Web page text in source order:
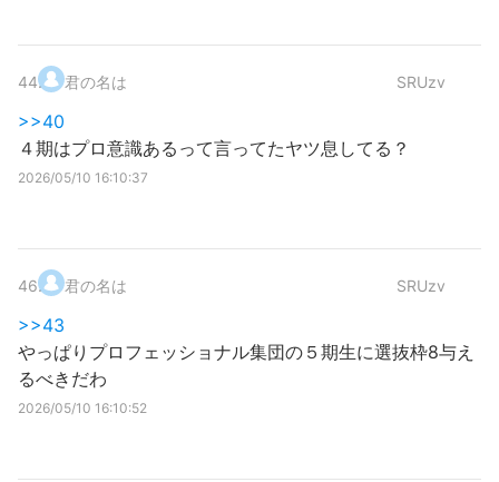
44. 君の名は SRUzv
>>40
４期はプロ意識あるって言ってたヤツ息してる？
2026/05/10 16:10:37
46. 君の名は SRUzv
>>43
やっぱりプロフェッショナル集団の５期生に選抜枠8与え
るべきだわ
2026/05/10 16:10:52